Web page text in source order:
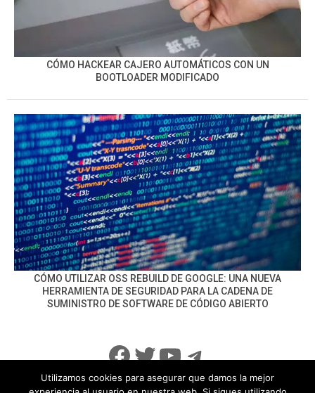
CÓMO HACKEAR CAJERO AUTOMÁTICOS CON UN
BOOTLOADER MODIFICADO
CÓMO UTILIZAR OSS REBUILD DE GOOGLE: UNA NUEVA
HERRAMIENTA DE SEGURIDAD PARA LA CADENA DE
SUMINISTRO DE SOFTWARE DE CÓDIGO ABIERTO
Facebook
Twitter
YouTube
Telegram
Utilizamos cookies para asegurar que damos la mejor